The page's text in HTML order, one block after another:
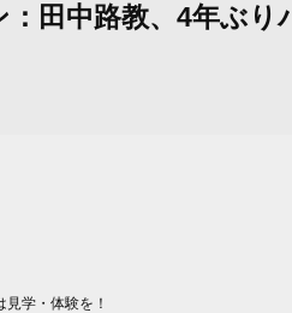
田中路教、4年ぶ
学・体験を！